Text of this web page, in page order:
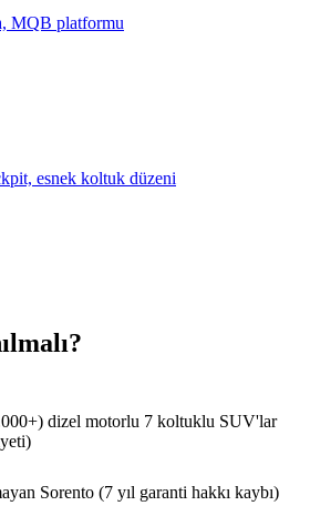
MQB platformu
esnek koltuk düzeni
dizel motorlu 7 koltuklu SUV'lar
Sorento (7 yıl garanti hakkı kaybı)